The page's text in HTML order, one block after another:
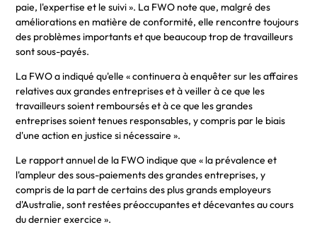
paie, l'expertise et le suivi ». La FWO note que, malgré des
améliorations en matière de conformité, elle rencontre toujours
des problèmes importants et que beaucoup trop de travailleurs
sont sous-payés.
La FWO a indiqué qu'elle « continuera à enquêter sur les affaires
relatives aux grandes entreprises et à veiller à ce que les
travailleurs soient remboursés et à ce que les grandes
entreprises soient tenues responsables, y compris par le biais
d'une action en justice si nécessaire ».
Le rapport annuel de la FWO indique que « la prévalence et
l'ampleur des sous-paiements des grandes entreprises, y
compris de la part de certains des plus grands employeurs
d'Australie, sont restées préoccupantes et décevantes au cours
du dernier exercice ».